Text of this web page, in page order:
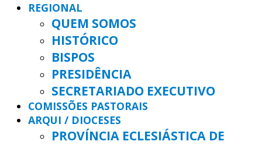
REGIONAL
QUEM SOMOS
HISTÓRICO
BISPOS
PRESIDÊNCIA
SECRETARIADO EXECUTIVO
COMISSÕES PASTORAIS
ARQUI / DIOCESES
PROVÍNCIA ECLESIÁSTICA DE